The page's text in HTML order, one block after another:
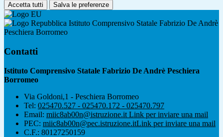
Accetta tutti Salva le preferenze
Istituto Comprensivo Statale Fabrizio De Andrè
Peschiera Borromeo
Contatti
Istituto Comprensivo Statale Fabrizio De Andrè Peschiera
Borromeo
Via Goldoni,1 - Peschiera Borromeo
Tel: 025470.527 - 025470.172 - 025470.797
Email: miic8ab00n@istruzione.it Link per inviare una mail
PEC: miic8ab00n@pec.istruzione.itLink per inviare una mail
C.F.: 80127250159